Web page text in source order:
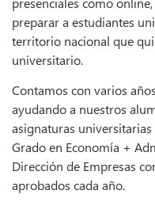
preparar a estudiantes
territorio nacional que
universitario.
Contamos con varios
ayudando a nuestros
asignaturas
Grado en Economía +
Dirección de Empresas
aprobados cada año.